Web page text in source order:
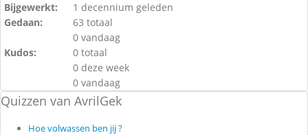
Bijgewerkt:
1 decennium geleden
Gedaan:
63 totaal
0 vandaag
Kudos:
0 totaal
0 deze week
0 vandaag
Quizzen van AvrilGek
Hoe volwassen ben jij ?